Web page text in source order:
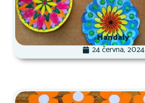
Mandaly
24 června, 2024